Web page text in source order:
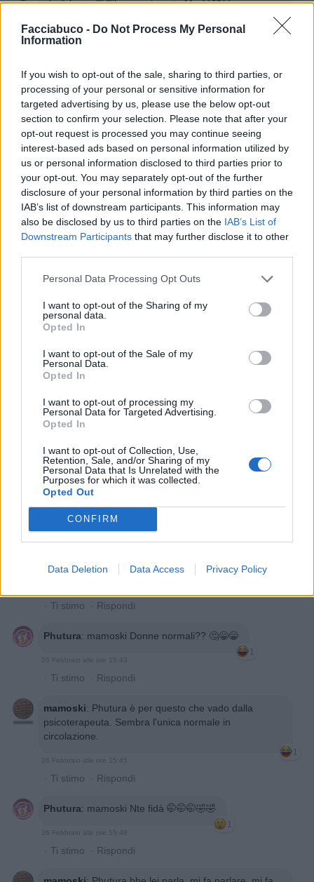
Facciabuco - Do Not Process My Personal
Information
If you wish to opt-out of the sale, sharing to third parties, or
processing of your personal or sensitive information for
targeted advertising by us, please use the below opt-out
section to confirm your selection. Please note that after your
opt-out request is processed you may continue seeing
interest-based ads based on personal information utilized by
us or personal information disclosed to third parties prior to
your opt-out. You may separately opt-out of the further
disclosure of your personal information by third parties on the
IAB’s list of downstream participants. This information may
also be disclosed by us to third parties on the IAB’s List of
Downstream Participants that may further disclose it to other
Personal Data Processing Opt Outs
I want to opt-out of the Sharing of my
personal data.
Opted In
I want to opt-out of the Sale of my
Personal Data.
Opted In
I want to opt-out of processing my
Personal Data for Targeted Advertising.
Opted In
I want to opt-out of Collection, Use,
Retention, Sale, and/or Sharing of my
Personal Data that Is Unrelated with the
Purposes for which it was collected.
Opted Out
CONFIRM
Data Deletion Data Access Privacy Policy
alcol..brava👏👏buona giornata Ma 😘🥰😘
26 Febbraio alle ore 12:33
·Ti stimo
Phutura :mamoski Intanto lei si fa la villetta sul
mare... 🫣🤭🤭😁😁
26 Febbraio alle ore 14:34
·Ti stimo·Rispondi
Phutura: Aragorn Ma tocca pure a lui, ndo va, pe
tetti??? 😉🤭🤭😁😁😁😁
1
26 Febbraio alle ore 14:35
·Ti stimo· Rispondi
Phutura :Danilele Buon pomeriggio Dani 🤗😘😘
·Ti stimo ·Rispondi
restituisce non è così nobile 🫣🤭🤭🤭
Buon pomeriggio Ma 🥰😘😘
·Ti stimo·Rispondi
mamoski:Phutura vabbè 50 euro a seduta...che
sarà mai e torni a casa con la medaglia d'oro
dell'autostima. Pensa ad uscire con una "psicopatica"
magari single da poco... a fare aperitivo...sempre 50
dopo averla sentita per un'ora.😎😎
· Ti stimo · Rispondi
Phutura: mamoski Donne normali?? 🤔😁😁
1
26 Febbraio alle ore 15:43
· Ti stimo · Rispondi
mamoski: Phutura è per questo che vado dalla
psicoterapeuta. Sembra l'unica normale in
circolazione.
1
26 Febbraio alle ore 15:45
· Ti stimo · Rispondi
Phutura: mamoski Nte fidà 🤭🤭🤭🤣🤣
1
26 Febbraio alle ore 15:48
· Ti stimo · Rispondi